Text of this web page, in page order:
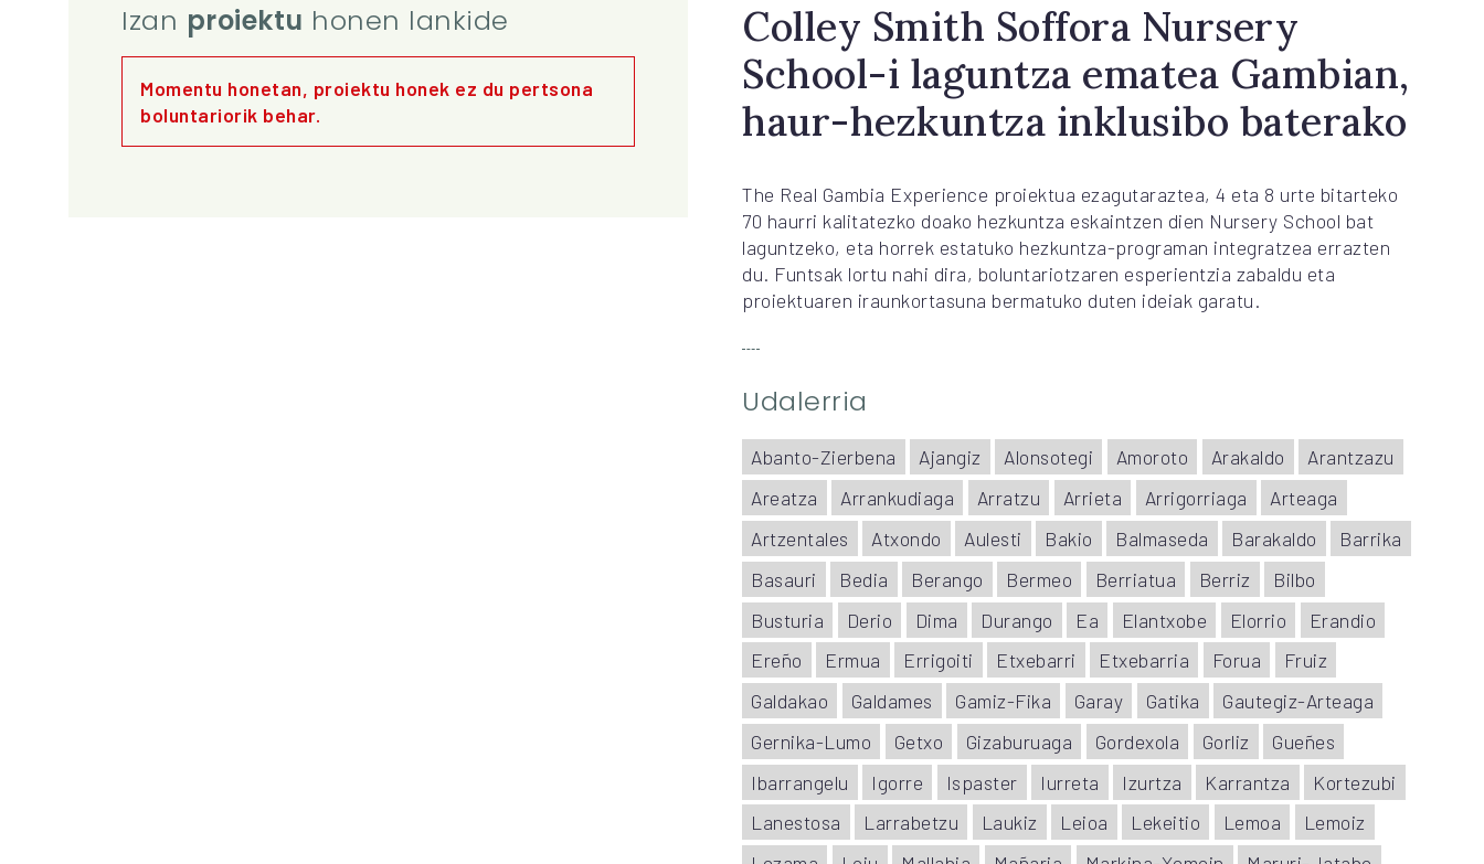
Colley Smith Soffora Nursery
School-i laguntza ematea Gambian,
haur-hezkuntza inklusibo baterako
The Real Gambia Experience proiektua ezagutaraztea, 4 eta 8 urte bitarteko
70 haurri kalitatezko doako hezkuntza eskaintzen dien Nursery School bat
laguntzeko, eta horrek estatuko hezkuntza-programan integratzea errazten
du. Funtsak lortu nahi dira, boluntariotzaren esperientzia zabaldu eta
proiektuaren iraunkortasuna bermatuko duten ideiak garatu.
Udalerria
Abanto-Zierbena Ajangiz Alonsotegi Amoroto Arakaldo
Arantzazu
Areatza
Arrankudiaga Arratzu Arrieta Arrigorriaga
Arteaga
Artzentales
Atxondo Aulesti Bakio Balmaseda Barakaldo
Barrika
Basauri
Bedia Berango Bermeo Berriatua Berriz
Bilbo
Busturia
Derio Dima Durango Ea Elantxobe Elorrio
Erandio
Ereño
Ermua Errigoiti Etxebarri Etxebarria Forua
Fruiz
Galdakao
Galdames Gamiz-Fika Garay Gatika
Gautegiz-Arteaga
Gernika-Lumo
Getxo Gizaburuaga Gordexola Gorliz
Gueñes
Ibarrangelu
Igorre Ispaster Iurreta Izurtza Karrantza
Kortezubi
Lanestosa
Larrabetzu Laukiz Leioa Lekeitio Lemoa
Lemoiz
Izan proiektu honen lankide
Momentu honetan, proiektu honek ez du pertsona
boluntariorik behar.